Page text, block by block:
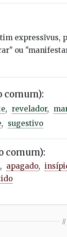
expressĭvus,
ou
comum):
, revelador,
, sugestivo
comum):
, apagado,
//